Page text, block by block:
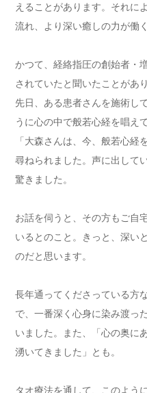
えることがあります。 それに
流れ、
より深い癒しの力が働
かつて、経絡指圧の創始者・
されていたと聞いたことがあり
先日、ある患者さんを施術し
うに心の中で般若心経を唱え
「大森さんは、今、 般若心経
尋ねられました。 声に出して
驚きました。
お話を伺うと、その方もご自
いるとのこと。きっと、 深い
のだと思います。
長年通ってくださっている方
で、 一番深く心身に染み渡っ
いました。また、「心の奥に
湧いてきました」とも。
タオ療法を通して、このよう